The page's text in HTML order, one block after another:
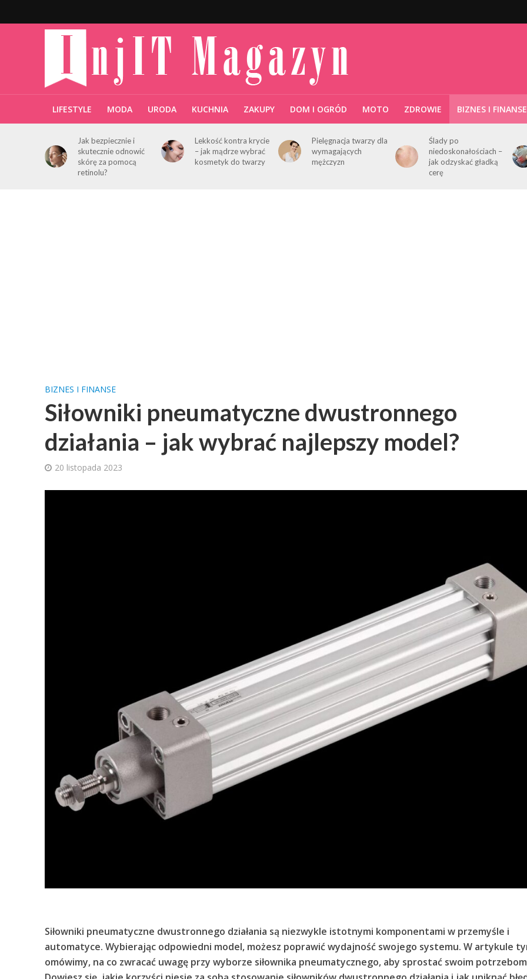
LIFESTYLE MODA URODA KUCHNIA ZAKUPY DOM I OGRÓD MOTO ZDROWIE BIZNES I FINANSE
Jak bezpiecznie i
skutecznie odnowić
skórę za pomocą
retinolu?
Lekkość kontra krycie
– jak mądrze wybrać
kosmetyk do twarzy
Pielęgnacja twarzy dla
wymagających
mężczyzn
Ślady po
niedoskonałościach –
jak odzyskać gładką
cerę
BIZNES I FINANSE
Siłowniki pneumatyczne dwustronnego
działania – jak wybrać najlepszy model?
20 listopada 2023
Siłowniki pneumatyczne dwustronnego działania są niezwykle istotnymi komponentami w przemyśle i
automatyce. Wybierając odpowiedni model, możesz poprawić wydajność swojego systemu. W artykule
omówimy, na co zwracać uwagę przy wyborze siłownika pneumatycznego, aby sprostać swoim